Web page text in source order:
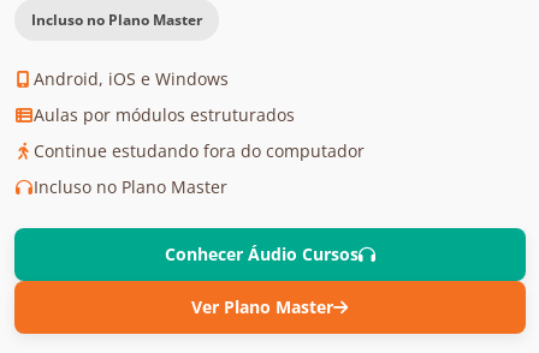
Incluso no Plano Master
Android, iOS e Windows
Aulas por módulos estruturados
Continue estudando fora do computador
Incluso no Plano Master
Conhecer Áudio Cursos
Ver Plano Master